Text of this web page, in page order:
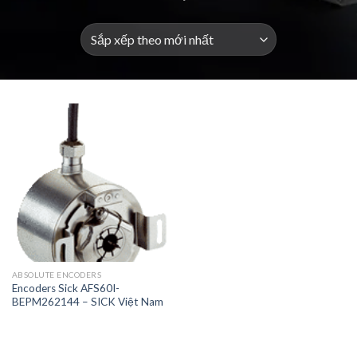
ABSOLUTE ENCODERS
Encoders Sick AFS60I-
BEPM262144 – SICK Việt Nam